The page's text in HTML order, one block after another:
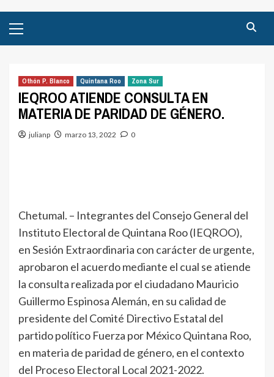
principal
Othón P. Blanco Quintana Roo Zona Sur
IEQROO ATIENDE CONSULTA EN
MATERIA DE PARIDAD DE GÉNERO.
julianp marzo 13, 2022 0
Chetumal. – Integrantes del Consejo General del
Instituto Electoral de Quintana Roo (IEQROO),
en Sesión Extraordinaria con carácter de urgente,
aprobaron el acuerdo mediante el cual se atiende
la consulta realizada por el ciudadano Mauricio
Guillermo Espinosa Alemán, en su calidad de
presidente del Comité Directivo Estatal del
partido político Fuerza por México Quintana Roo,
en materia de paridad de género, en el contexto
del Proceso Electoral Local 2021-2022.